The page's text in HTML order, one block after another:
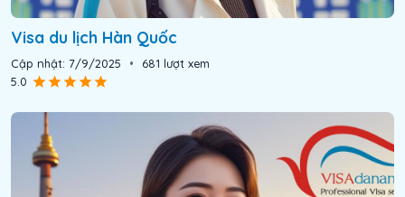
Visa du lịch Hàn Quốc
Cập nhật: 7/9/2025 • 681 lượt xem
5.0